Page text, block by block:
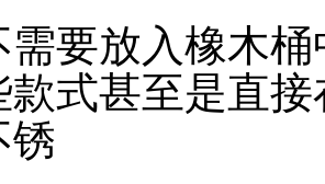
需要放入橡木
款式甚至是直
锈